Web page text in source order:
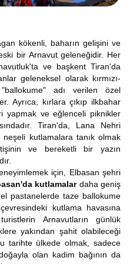
kökenli, baharın gelişini ve
bir Arnavut geleneğidir. Her
ve başkent Tiran'da
geleneksel olarak kırmızı-
adı verilen özel
Ayrıca, kırlara çıkıp ilkbahar
yapmak ve eğlenceli piknikler
Tiran'da, Lana Nehri
neşeli kutlamalara tanık olmak
ve bereketli bir yazın
için, Elbasan şehri
kutlamalardaha geniş
pastanelerde taze ballokume
kutlama havasına
Arnavutların günlük
yakından şahit olabileceği
tarihte ülkede olmak, sadece
olan kadim bağının da